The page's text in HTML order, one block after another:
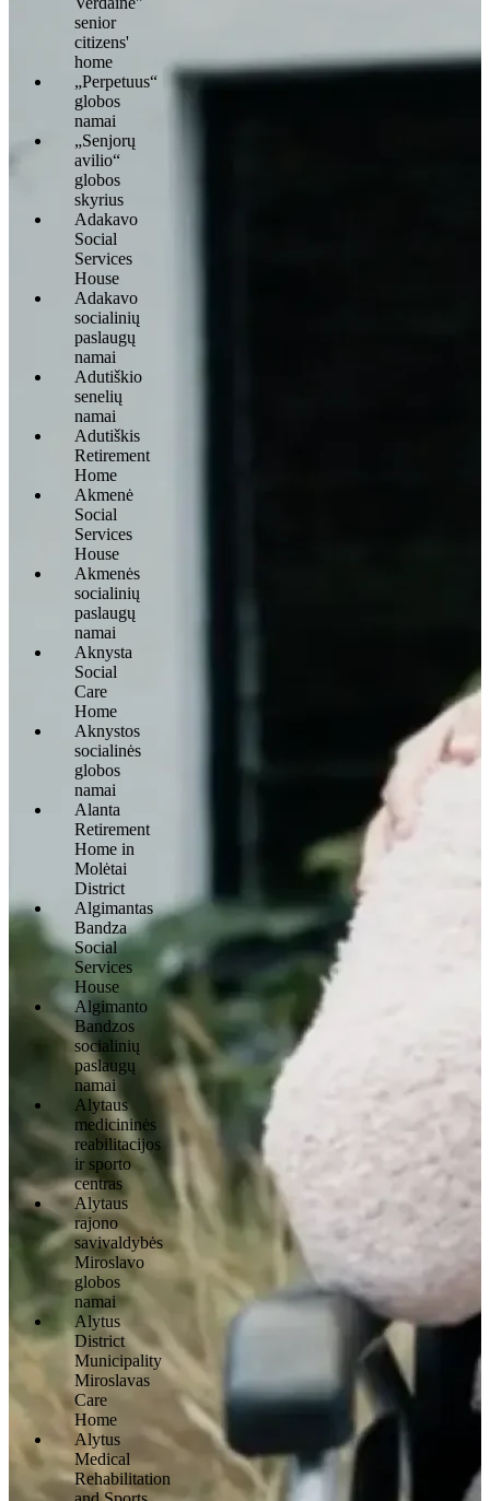
senior
citizens'
home
„Perpetuus“
globos
namai
„Senjorų
avilio“
globos
skyrius
Adakavo
Social
Services
House
Adakavo
socialinių
paslaugų
namai
Adutiškio
senelių
namai
Adutiškis
Retirement
Home
Akmenė
Social
Services
House
Akmenės
socialinių
paslaugų
namai
Aknysta
Social
Care
Home
Aknystos
socialinės
globos
namai
Alanta
Retirement
Home in
Molėtai
District
Algimantas
Bandza
Social
Services
House
Algimanto
Bandzos
socialinių
paslaugų
namai
Alytaus
medicininės
reabilitacijos
ir sporto
centras
Alytaus
rajono
savivaldybės
Miroslavo
globos
namai
Alytus
District
Municipality
Miroslavas
Care
Home
Alytus
Medical
Rehabilitation